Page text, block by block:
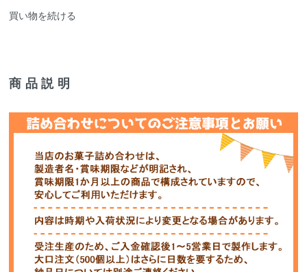
買い物を続ける
商品説明